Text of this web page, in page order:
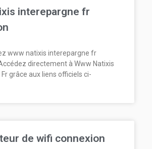
interepargne fr
www natixis interepargne fr
directement à Www Natixis
grâce aux liens officiels ci-
de wifi connexion